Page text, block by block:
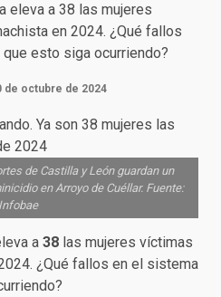
eleva a 38 las mujeres
en 2024. ¿Qué fallos
esto siga ocurriendo?
de octubre de 2024
de Castilla y León guardan un
en Arroyo de Cuéllar. Fuente:
Infobae
a 38 las mujeres víctimas
¿Qué fallos en el sistema